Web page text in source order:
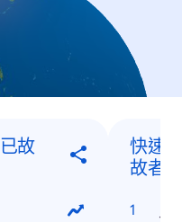
故
快速
故者